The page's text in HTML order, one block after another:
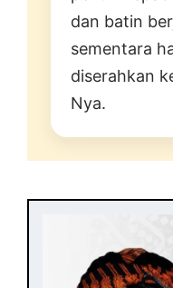
dan batin
sementara
diserahkan
Nya.